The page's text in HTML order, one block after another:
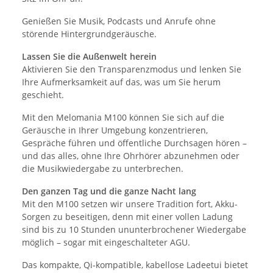
Genießen Sie Musik, Podcasts und Anrufe ohne
störende Hintergrundgeräusche.
Lassen Sie die Außenwelt herein
Aktivieren Sie den Transparenzmodus und lenken Sie
Ihre Aufmerksamkeit auf das, was um Sie herum
geschieht.
Mit den Melomania M100 können Sie sich auf die
Geräusche in Ihrer Umgebung konzentrieren,
Gespräche führen und öffentliche Durchsagen hören –
und das alles, ohne Ihre Ohrhörer abzunehmen oder
die Musikwiedergabe zu unterbrechen.
Den ganzen Tag und die ganze Nacht lang
Mit den M100 setzen wir unsere Tradition fort, Akku-
Sorgen zu beseitigen, denn mit einer vollen Ladung
sind bis zu 10 Stunden ununterbrochener Wiedergabe
möglich – sogar mit eingeschalteter AGU.
Das kompakte, Qi-kompatible, kabellose Ladeetui bietet